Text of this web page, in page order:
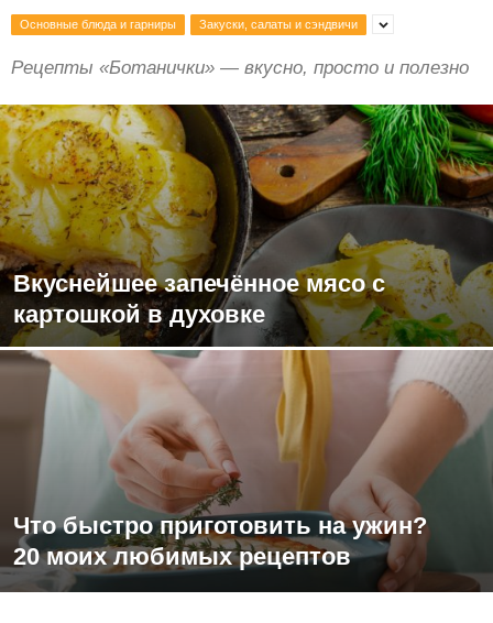
Основные блюда и гарниры Закуски, салаты и сэндвичи
Рецепты «Ботанички» — вкусно, просто и полезно
Вкуснейшее запечённое мясо с
картошкой в духовке
Что быстро приготовить на ужин?
20 моих любимых рецептов